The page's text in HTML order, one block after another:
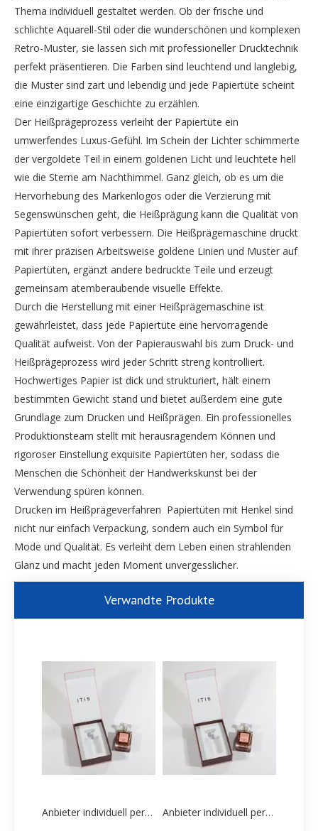
Thema individuell gestaltet werden. Ob der frische und
schlichte Aquarell-Stil oder die wunderschönen und komplexen
Retro-Muster, sie lassen sich mit professioneller Drucktechnik
perfekt präsentieren. Die Farben sind leuchtend und langlebig,
die Muster sind zart und lebendig und jede Papiertüte scheint
eine einzigartige Geschichte zu erzählen.
Der Heißprägeprozess verleiht der Papiertüte ein
umwerfendes Luxus-Gefühl. Im Schein der Lichter schimmerte
der vergoldete Teil in einem goldenen Licht und leuchtete hell
wie die Sterne am Nachthimmel. Ganz gleich, ob es um die
Hervorhebung des Markenlogos oder die Verzierung mit
Segenswünschen geht, die Heißprägung kann die Qualität von
Papiertüten sofort verbessern. Die Heißprägemaschine druckt
mit ihrer präzisen Arbeitsweise goldene Linien und Muster auf
Papiertüten, ergänzt andere bedruckte Teile und erzeugt
gemeinsam atemberaubende visuelle Effekte.
Durch die Herstellung mit einer Heißprägemaschine ist
gewährleistet, dass jede Papiertüte eine hervorragende
Qualität aufweist. Von der Papierauswahl bis zum Druck- und
Heißprägeprozess wird jeder Schritt streng kontrolliert.
Hochwertiges Papier ist dick und strukturiert, hält einem
bestimmten Gewicht stand und bietet außerdem eine gute
Grundlage zum Drucken und Heißprägen. Ein professionelles
Produktionsteam stellt mit herausragendem Können und
rigoroser Einstellung exquisite Papiertüten her, sodass die
Menschen die Schönheit der Handwerkskunst bei der
Verwendung spüren können.
Drucken im Heißprägeverfahren Papiertüten mit Henkel sind
nicht nur einfach Verpackung, sondern auch ein Symbol für
Mode und Qualität. Es verleiht dem Leben einen strahlenden
Glanz und macht jeden Moment unvergesslicher.
Verwandte Produkte
Anbieter individuell personalisierter Parfümschachteln Anbieter individuell personalisierter Parfümschachteln